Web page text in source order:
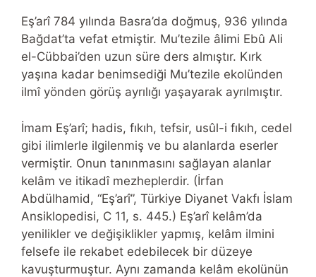
Eş’arî 784 yılında Basra’da doğmuş, 936 yılında
Bağdat’ta vefat etmiştir. Mu’tezile âlimi Ebû Ali
el-Cübbai’den uzun süre ders almıştır. Kırk
yaşına kadar benimsediği Mu’tezile ekolünden
ilmî yönden görüş ayrılığı yaşayarak ayrılmıştır.
İmam Eş’arî; hadis, fıkıh, tefsir, usûl-i fıkıh, cedel
gibi ilimlerle ilgilenmiş ve bu alanlarda eserler
vermiştir. Onun tanınmasını sağlayan alanlar
kelâm ve itikadî mezheplerdir. (İrfan
Abdülhamid, “Eş’arî”, Türkiye Diyanet Vakfı İslam
Ansiklopedisi, C 11, s. 445.) Eş’arî kelâm’da
yenilikler ve değişiklikler yapmış, kelâm ilmini
felsefe ile rekabet edebilecek bir düzeye
kavuşturmuştur. Aynı zamanda kelâm ekolünün